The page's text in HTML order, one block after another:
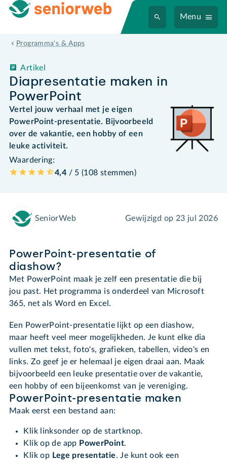
Menu
Programma's & Apps
Diapresentatie maken in
PowerPoint
Artikel
Vertel jouw verhaal met je eigen
PowerPoint-presentatie. Bijvoorbeeld
over de vakantie, een hobby of een
leuke activiteit.
Waardering:
4,4 / 5 (108 stemmen)
SeniorWeb Gewijzigd op 23 jul 2026
PowerPoint-presentatie of
diashow?
Met PowerPoint maak je zelf een presentatie die bij
jou past. Het programma is onderdeel van Microsoft
365, net als Word en Excel.
Een PowerPoint-presentatie lijkt op een diashow,
maar heeft veel meer mogelijkheden. Je kunt elke dia
vullen met tekst, foto's, grafieken, tabellen, video's en
links. Zo geef je er helemaal je eigen draai aan. Maak
bijvoorbeeld een leuke presentatie over de vakantie,
een hobby of een bijeenkomst van je vereniging.
PowerPoint-presentatie maken
Maak eerst een bestand aan:
Klik linksonder op de startknop.
Klik op de app PowerPoint.
Klik op Lege presentatie. Je kunt ook een